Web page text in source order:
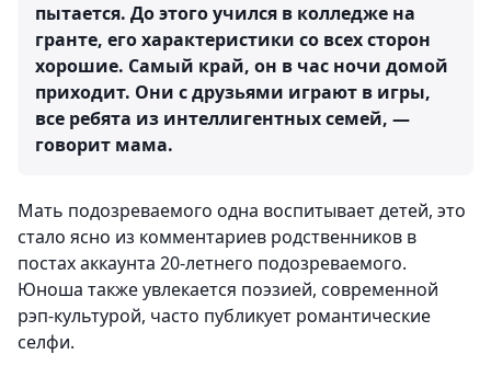
пытается. До этого учился в колледже на
гранте, его характеристики со всех сторон
хорошие. Самый край, он в час ночи домой
приходит. Они с друзьями играют в игры,
все ребята из интеллигентных семей, —
говорит мама.
Мать подозреваемого одна воспитывает детей, это
стало ясно из комментариев родственников в
постах аккаунта 20-летнего подозреваемого.
Юноша также увлекается поэзией, современной
рэп-культурой, часто публикует романтические
селфи.